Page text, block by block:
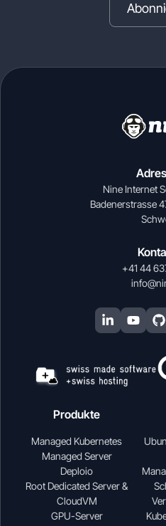
Nine Internet
Badenerstrasse
+41 44
Produkte
Managed Kubernetes
Managed Server
Deploio
Root Dedicated Server &
CloudVM
GPU-Server